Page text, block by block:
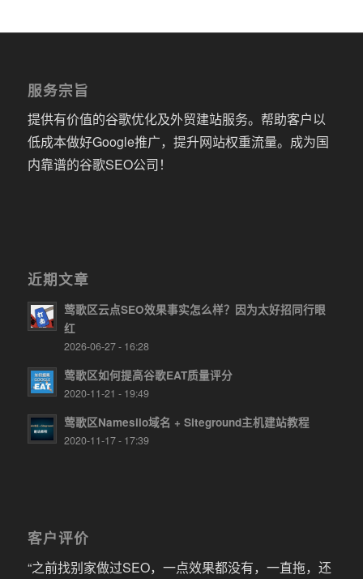
服务宗旨
提供有价值的谷歌优化及外贸建站服务。帮助客户以
低成本做好Google推广，提升网站权重流量。成为国
内靠谱的谷歌SEO公司！
近期文章
莺歌区云点SEO效果事实怎么样？因为太好招同行眼
红
2026-06-27 - 16:28
莺歌区如何提高谷歌EAT质量评分
2020-11-21 - 19:49
莺歌区Namesilo域名 + Siteground主机建站教程
2020-11-17 - 17:39
客户评价
“之前找别家做过SEO，一点效果都没有，一直拖，还